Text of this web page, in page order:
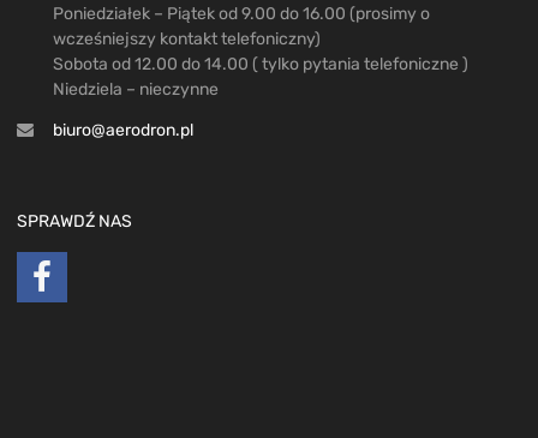
Poniedziałek – Piątek od 9.00 do 16.00 (prosimy o
wcześniejszy kontakt telefoniczny)
Sobota od 12.00 do 14.00 ( tylko pytania telefoniczne )
Niedziela – nieczynne
biuro@aerodron.pl
SPRAWDŹ NAS